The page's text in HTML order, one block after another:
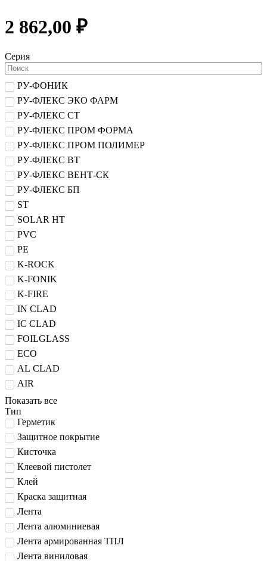
2 862,00 ₽
Серия
РУ-ФОНИК
РУ-ФЛЕКС ЭКО ФАРМ
РУ-ФЛЕКС СТ
РУ-ФЛЕКС ПРОМ ФОРМА
РУ-ФЛЕКС ПРОМ ПОЛИМЕР
РУ-ФЛЕКС ВТ
РУ-ФЛЕКС ВЕНТ-СК
РУ-ФЛЕКС БП
ST
SOLAR HT
PVC
PE
K-ROCK
K-FONIK
K-FIRE
IN CLAD
IC CLAD
FOILGLASS
ECO
AL CLAD
AIR
Показать все
Тип
Герметик
Защитное покрытие
Кисточка
Клеевой пистолет
Клей
Краска защитная
Лента
Лента алюминиевая
Лента армированная ТПЛ
Лента виниловая